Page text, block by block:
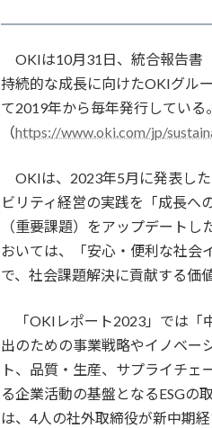
時
OKIは10月31日、統合報告書
持続的な成長に向けたOKIグル
て2019年から毎年発行してい
（https://www.oki.com/jp/
OKIは、2023年5月に発表し
ビリティ経営の実践を「成長へ
（重要課題）をアップデート
おいては、「安心・便利な社会
で、社会課題解決に貢献する価
「OKIレポート2023」では「
出のための事業戦略やイノベー
ト、品質・生産、サプライチェ
る企業活動の基盤となるESGの
は、4人の社外取締役が新中期